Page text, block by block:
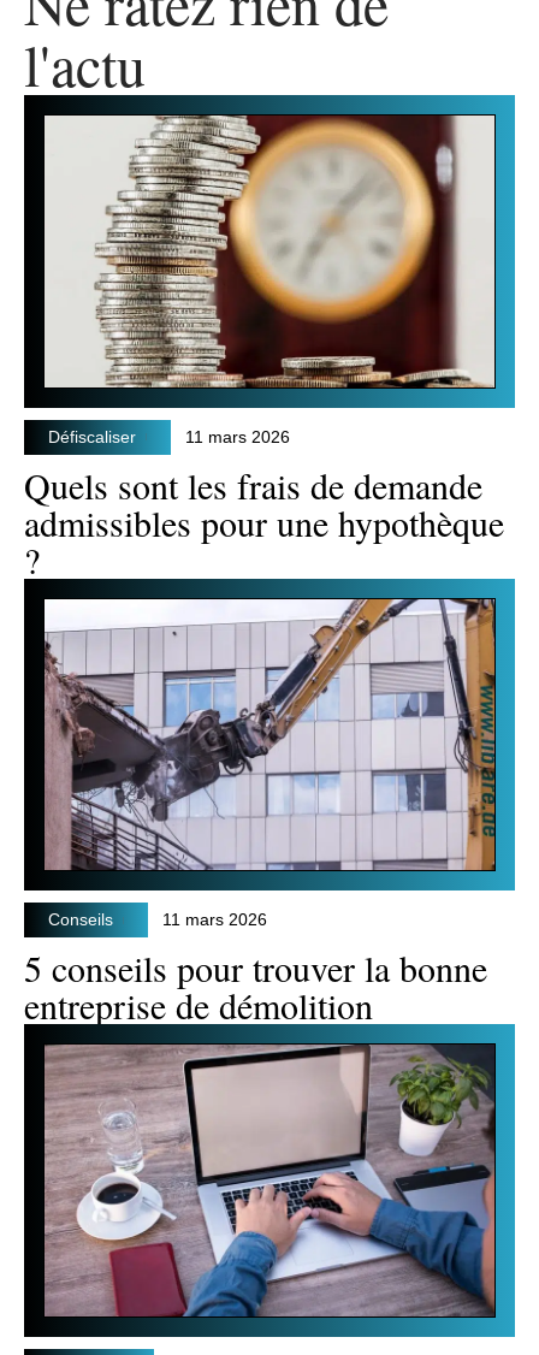
l'actu
Défiscaliser 11 mars 2026
Quels sont les frais de demande
admissibles pour une hypothèque
?
Conseils 11 mars 2026
5 conseils pour trouver la bonne
entreprise de démolition